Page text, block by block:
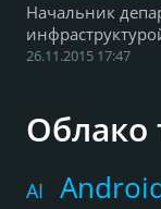
Начальник
26.11.2015 17:47
Облако
AI